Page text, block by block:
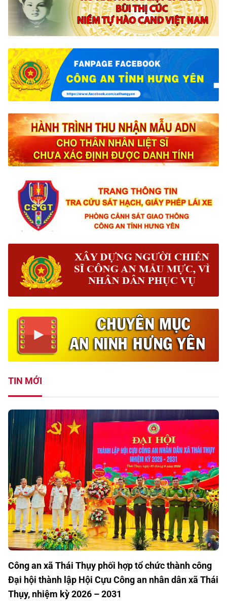
TIN MỚI
Công an xã Thái Thụy phối hợp tổ chức thành công
Đại hội thành lập Hội Cựu Công an nhân dân xã Thái
Thụy, nhiệm kỳ 2026 – 2031